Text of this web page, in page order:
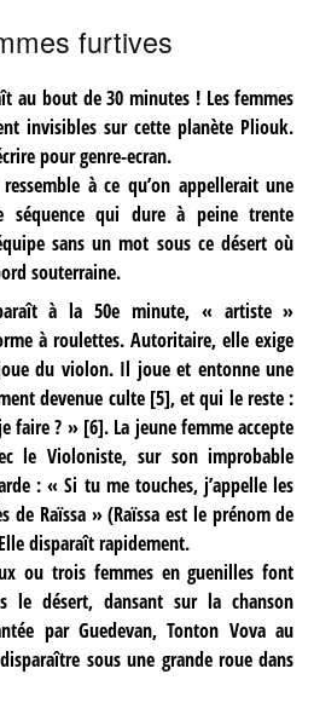
furtives
au bout de 30 minutes ! Les femmes
invisibles sur cette planète Pliouk.
pour genre-ecran.
à ce qu’on appellerait une
qui dure à peine trente
sans un mot sous ce désert où
souterraine.
à la 50e minute, « artiste »
à roulettes. Autoritaire, elle exige
du violon. Il joue et entonne une
devenue culte[5], et qui le reste :
faire ? »[6]. La jeune femme accepte
le Violoniste, sur son improbable
: « Si tu me touches, j’appelle les
de Raïssa » (Raïssa est le prénom de
disparaît rapidement.
ou trois femmes en guenilles font
le désert, dansant sur la chanson
par Guedevan, Tonton Vova au
sous une grande roue dans